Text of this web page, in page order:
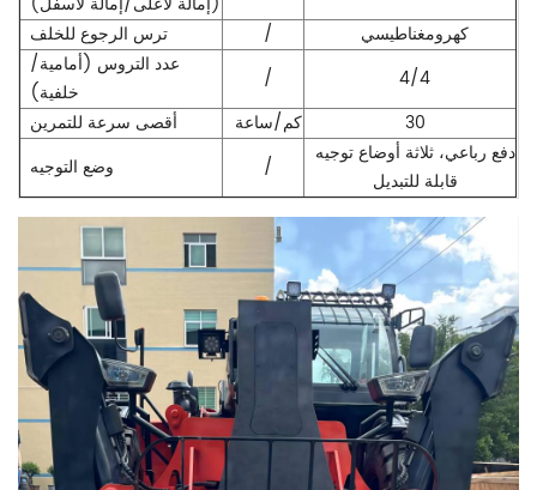
ترس الرجوع للخلف
/
كهرومغناطيسي
عدد التروس (أمامية/
خلفية)
/
4/4
أقصى سرعة للتمرين
كم/ساعة
30
وضع التوجيه
/
دفع رباعي، ثلاثة أوضاع توجيه
قابلة للتبديل